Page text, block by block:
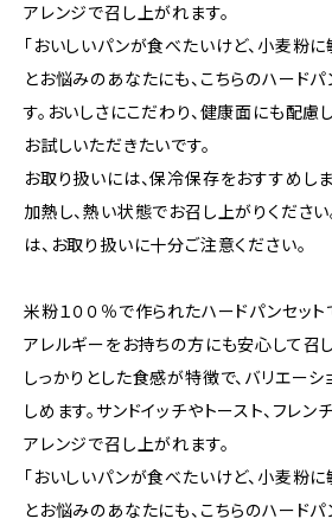
アレンジで召し上がれます。
「おいしいパンが食べたいけど、小麦粉
とお悩みのあなたにも、こちらのハード
す。おいしさにこだわり、健康面にも配慮
お試しいただきたいです。
お取り扱いには、保冷保存をおすすめし
加熱し、熱い状態でお召し上がりくださ
は、お取り扱いに十分ご注意ください。
米粉１００％で作られたハードパンセット
アレルギーをお持ちの方にも安心して召
しっかりとした食感が特徴で、バリエー
しめます。サンドイッチやトースト、フレ
アレンジで召し上がれます。
「おいしいパンが食べたいけど、小麦粉
とお悩みのあなたにも、こちらのハード